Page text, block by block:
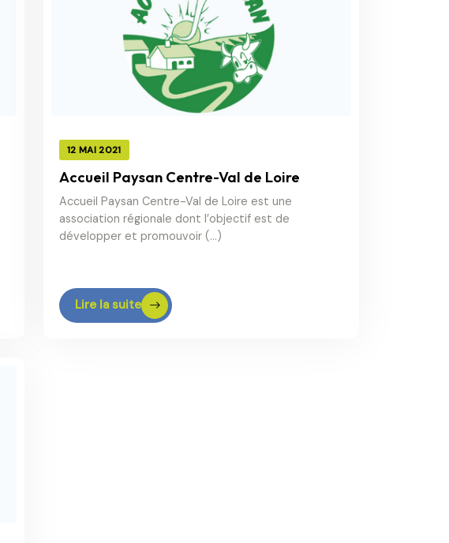
12 MAI 2021
Accueil Paysan Centre-Val de Loire
Accueil Paysan Centre-Val de Loire est une
association régionale dont l’objectif est de
développer et promouvoir (…)
Lire la suite